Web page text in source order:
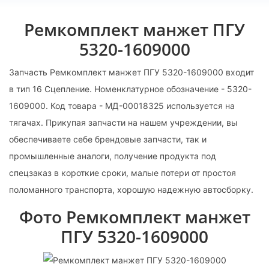
Ремкомплект манжет ПГУ
5320-1609000
Запчасть Ремкомплект манжет ПГУ 5320-1609000 входит
в тип 16 Сцепление. Номенклатурное обозначение - 5320-
1609000. Код товара - МД-00018325 используется на
тягачах. Прикупая запчасти на нашем учреждении, вы
обеспечиваете себе брендовые запчасти, так и
промышленные аналоги, получение продукта под
спецзаказ в короткие сроки, малые потери от простоя
поломанного транспорта, хорошую надежную автосборку.
Фото Ремкомплект манжет
ПГУ 5320-1609000